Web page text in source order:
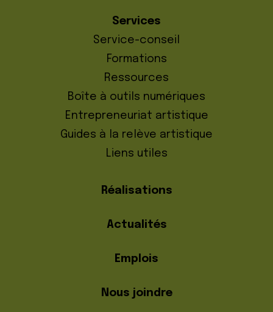
Services
Service-conseil
Formations
Ressources
Boîte à outils numériques
Entrepreneuriat artistique
Guides à la relève artistique
Liens utiles
Réalisations
Actualités
Emplois
Nous joindre